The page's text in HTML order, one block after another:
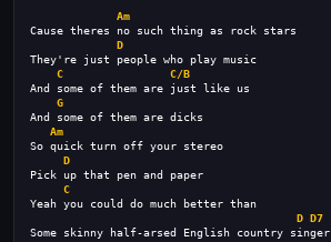
Am
Cause theres no such thing as rock stars
D
They're just people who play music
C
C/B
And some of them are just like us
G
And some of them are dicks
Am
So quick turn off your stereo
D
Pick up that pen and paper
C
Yeah you could do much better than
D D7
Some skinny half-arsed English country singer